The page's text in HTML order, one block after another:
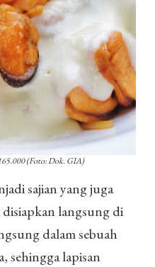
(Foto: Dok. GIA)
sajian yang juga
langsung di
dalam sebuah
sehingga lapisan